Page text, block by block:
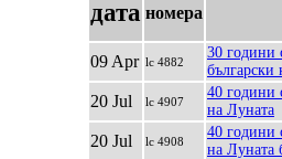
дата номера
09 Apr lc 4882
30 години
български
20 Jul lc 4907
40 години
на Луната
20 Jul lc 4908
40 години
на Луната